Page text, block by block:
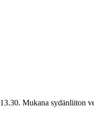
Mukana sydänliiton